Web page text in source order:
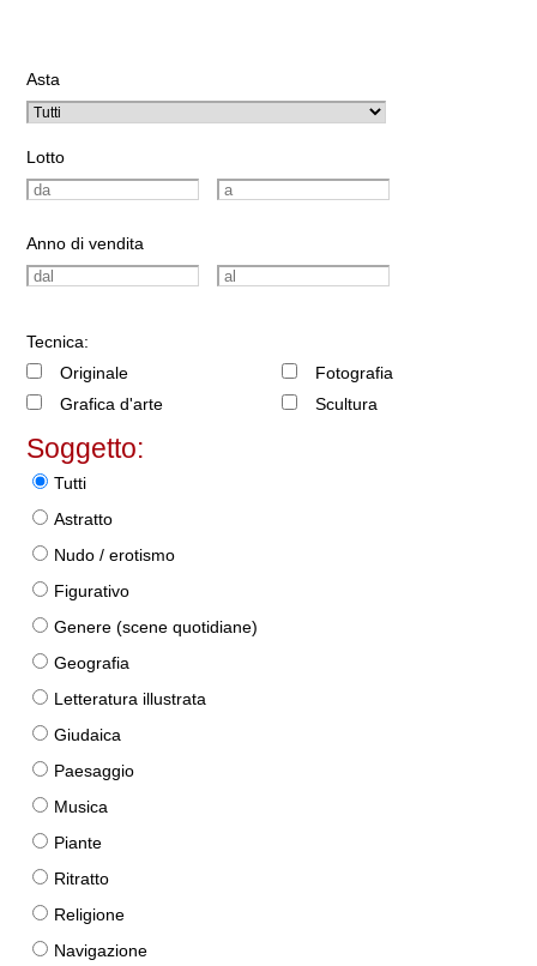
Asta
Lotto
Anno di vendita
Tecnica:
Originale
Grafica d'arte
Fotografia
Scultura
Soggetto:
Tutti
Astratto
Nudo / erotismo
Figurativo
Genere (scene quotidiane)
Geografia
Letteratura illustrata
Giudaica
Paesaggio
Musica
Piante
Ritratto
Religione
Navigazione